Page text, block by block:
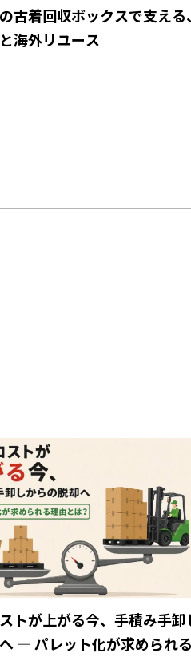
古着回収ボックスで支える
海外リユース
トが上がる今、手積み手卸
― パレット化が求められ